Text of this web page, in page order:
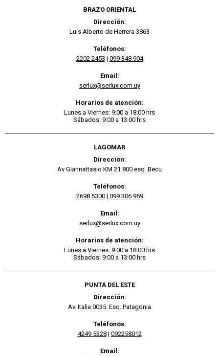
BRAZO ORIENTAL
Dirección:
Luis Alberto de Herrera 3863
Teléfonos:
2202 2453 | 099 348 904
Email:
serlux@serlux.com.uy
Horarios de atención:
Lunes a Viernes: 9:00 a 18:00 hrs
Sábados: 9:00 a 13:00 hrs
LAGOMAR
Dirección:
Av Giannattasio KM 21.800 esq. Becu
Teléfonos:
2698 5300| 099 306 969
Email:
serlux@serlux.com.uy
Horarios de atención:
Lunes a Viernes: 9:00 a 18:00 hrs
Sábados: 9:00 a 13:00 hrs
PUNTA DEL ESTE
Dirección:
Av. Italia 0035. Esq. Patagonia
Teléfonos:
4249 5328| 092258012
Email: